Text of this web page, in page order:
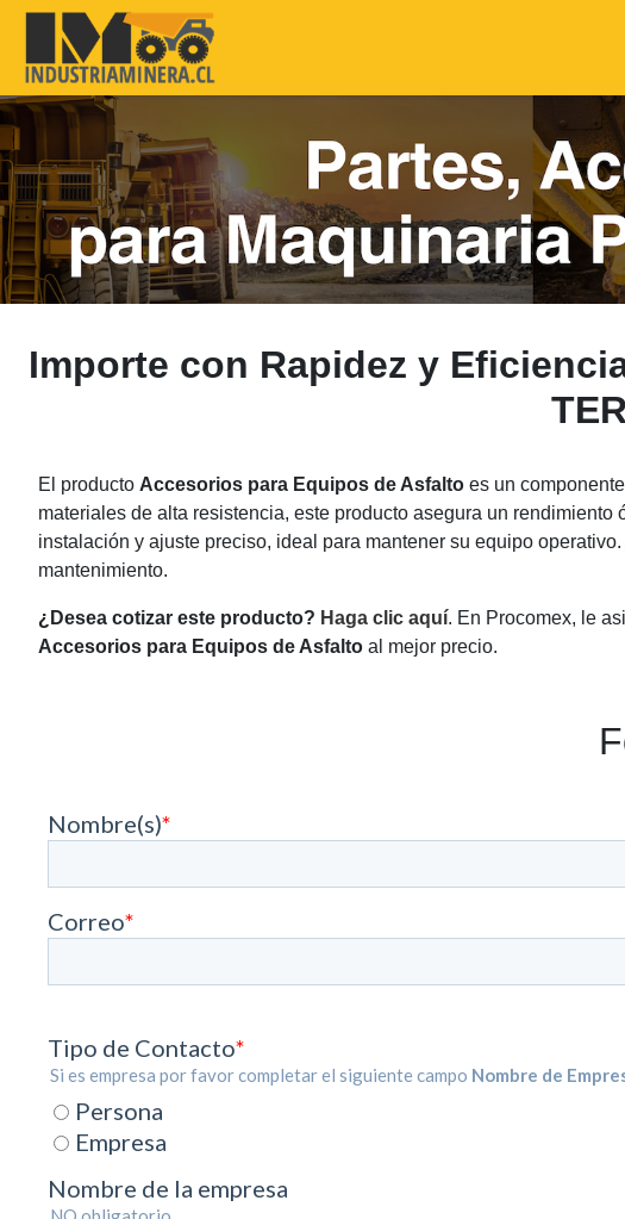
Importe con Rapidez y
El producto Accesorios para Equipos de Asfalto es un
materiales de alta resistencia, este producto asegura un rendimiento
instalación y ajuste preciso, ideal para mantener su equipo
mantenimiento.
¿Desea cotizar este producto? Haga clic aquí. En Procomex, le
Accesorios para Equipos de Asfalto al mejor precio.